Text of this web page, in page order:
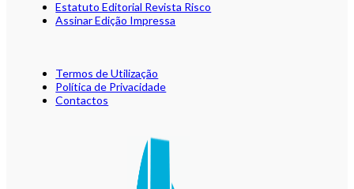
Estatuto Editorial Revista Risco
Assinar Edição Impressa
Termos de Utilização
Política de Privacidade
Contactos